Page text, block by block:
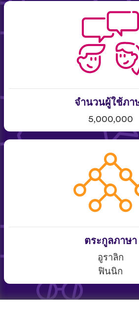
จำนวนผู้ใช้ภา
5,000,000
ตระกูลภาษา
อูราลิก
ฟินนิก